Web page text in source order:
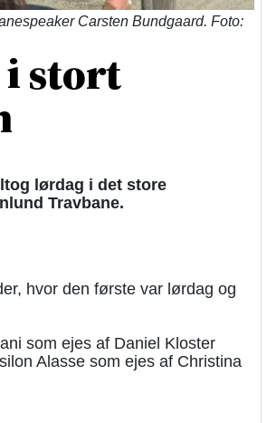
Carsten Bundgaard. Foto:
stort
lørdag i det store
Travbane.
hvor den første var lørdag og
som ejes af Daniel Kloster
Alasse som ejes af Christina